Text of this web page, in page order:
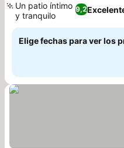
9,2
Un patio íntimo
y tranquilo
Elige fechas para ver los